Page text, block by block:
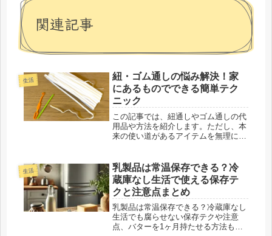
関連記事
生活
紐・ゴム通しの悩み解決！家
にあるものでできる簡単テク
ニック
この記事では、紐通しやゴム通しの代
用品や方法を紹介します。ただし、本
来の使い道があるアイテムを無理に代
時々、紐通しやゴム通しが必要になる
ことがありますが、そのときに限って
手...
生活
乳製品は常温保存できる？冷
蔵庫なし生活で使える保存テ
クと注意点まとめ
乳製品は常温保存できる？冷蔵庫なし
生活でも腐らせない保存テクや注意
点、バターを1ヶ月持たせる方法も解